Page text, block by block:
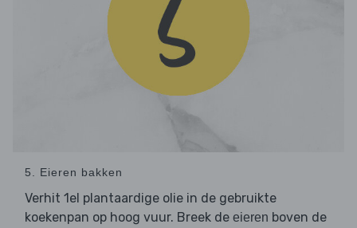
5. Eieren bakken
Verhit 1el plantaardige olie in de gebruikte
koekenpan op hoog vuur. Breek de eieren boven de